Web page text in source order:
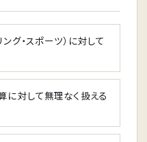
グ・スポーツ）に対して
に対して無理なく扱える